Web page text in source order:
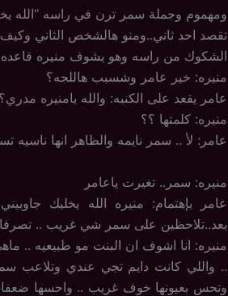
ومهموم وجملة سمر ترن في راسه “الله
تقصد احد ثاني..ومنو هالشخص الثاني وكيف
الشكوك من راسه وهو يشوف منيره قاعده
منيره: خير عامر وشسبب هاللجه؟
عامر يقعد على الكنبه: والله يامنيره
منيره: كلمتها ؟؟
عامر: لأ .. سمر نايمه والظاهر انها ناسيه
منيره: سمر.. تغيرت ياعامر
عامر بإهتمام: منيره الله يخليك
بعد..تلاحظين على سمر شي غريب ..
منيره: انا اشوف ان البنت مو طبيعيه ..
.. واللي كانت دايم تجي عندي وتلاعب
وتحس بعيونها خوف غريب .. واحسها